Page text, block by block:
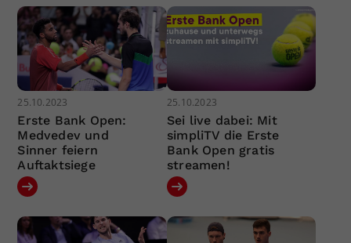
25.10.2023
Erste Bank Open:
Medvedev und
Sinner feiern
Auftaktsiege
25.10.2023
Sei live dabei: Mit
simpliTV die Erste
Bank Open gratis
streamen!